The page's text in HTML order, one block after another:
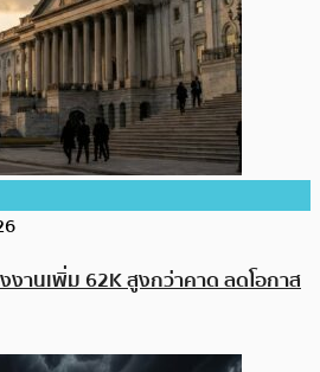
งานเพิ่ม 62K สูงกว่าคาด ลดโอกาส